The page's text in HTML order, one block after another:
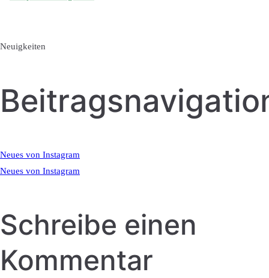
Neuigkeiten
Neues von Instagram
Neues von Instagram
Schreibe einen
Kommentar